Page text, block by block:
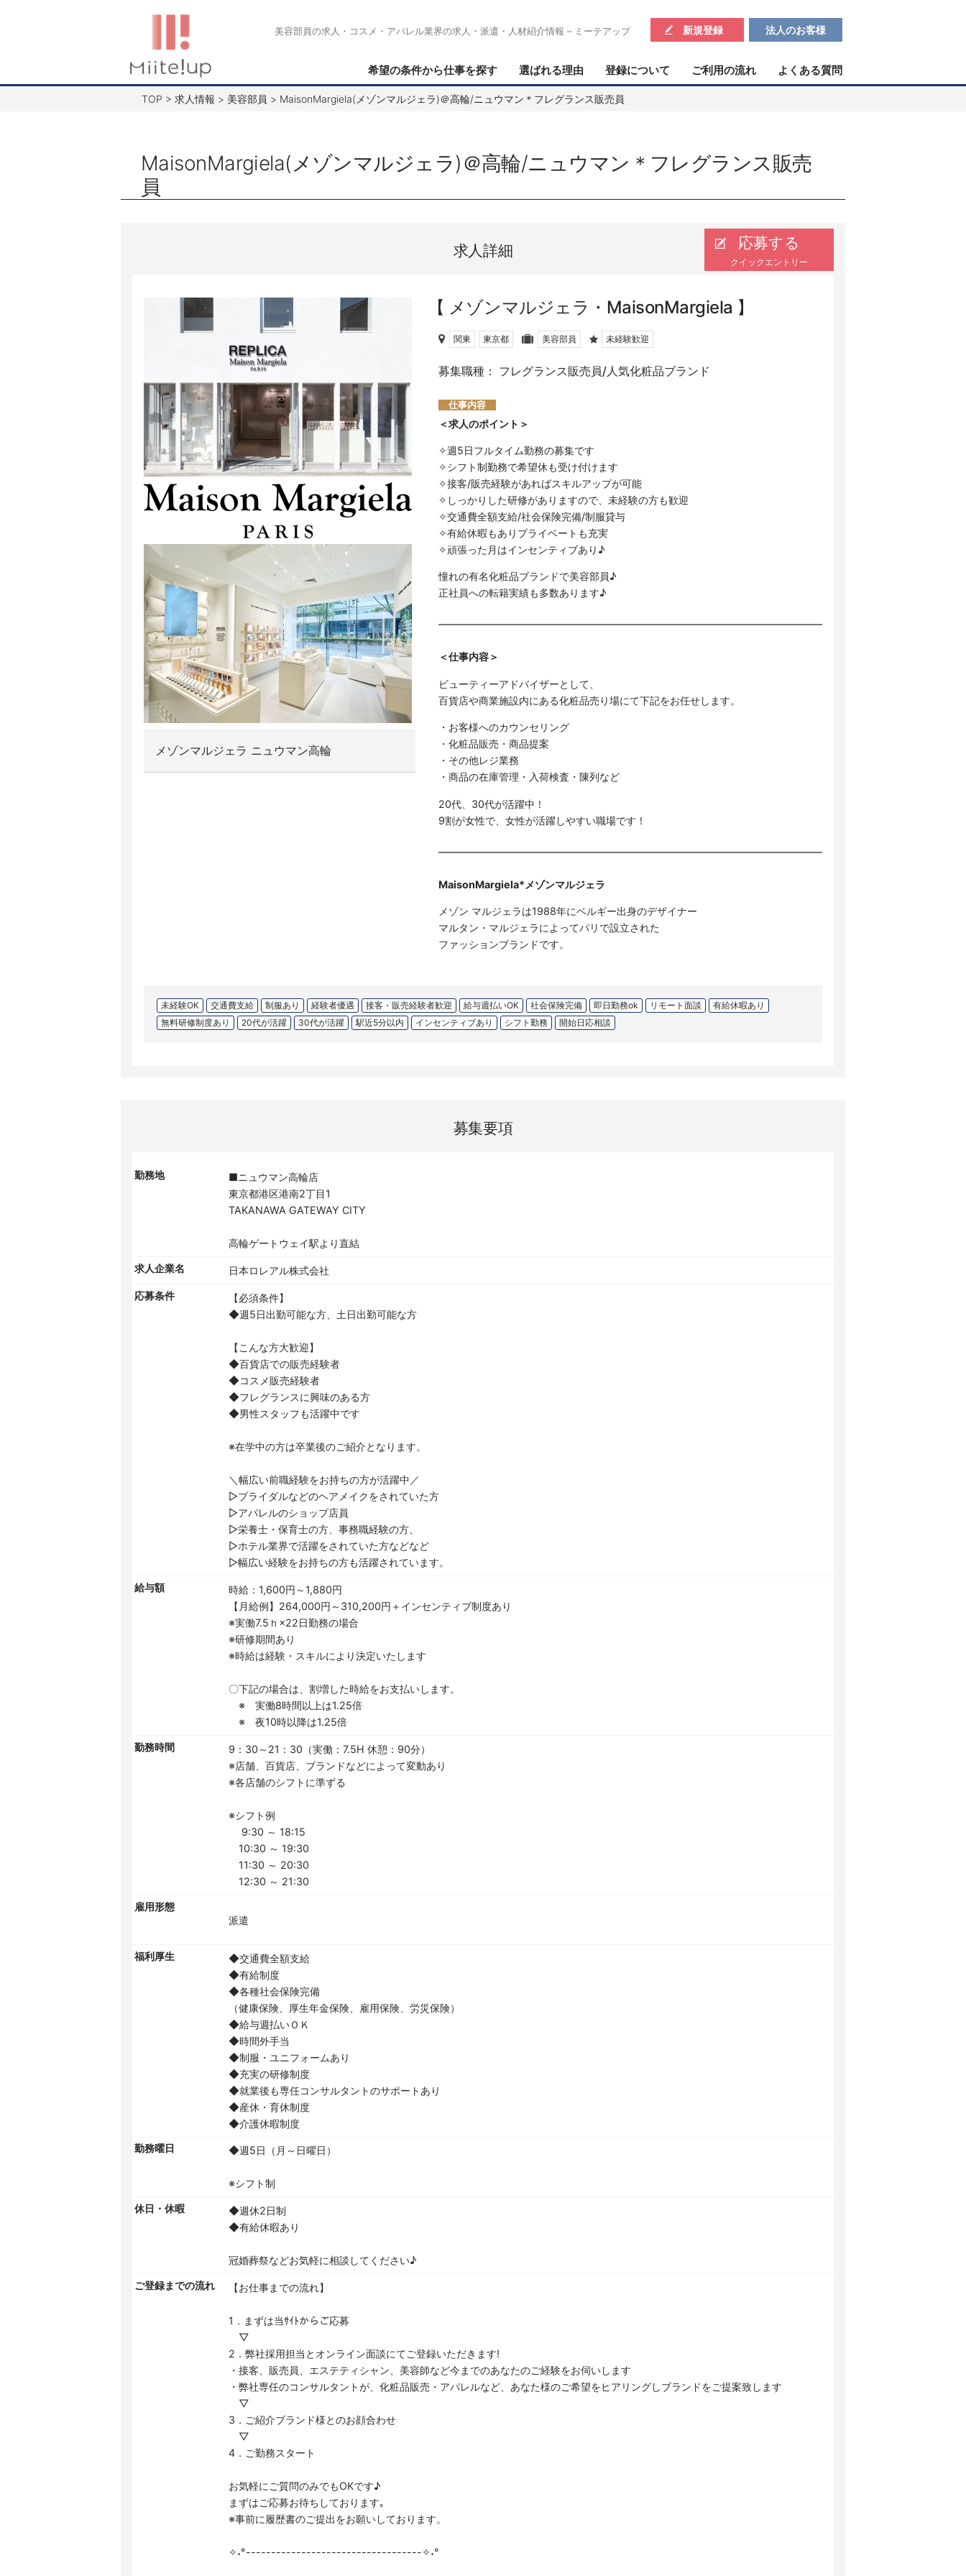
ツ
美容部員の求人・コスメ・アパレル業界の求人・派遣・人材紹介情報 – ミーテアップ 新規登録 法人のお客様
希望の条件から仕事を探す 選ばれる理由 登録について ご利用の流れ よくある質問
TOP > 求人情報 > 美容部員 > MaisonMargiela(メゾンマルジェラ)＠高輪/ニュウマン＊フレグランス販売員
MaisonMargiela(メゾンマルジェラ)＠高輪/ニュウマン＊フレグランス販売
員
求人詳細 応募する
クイックエントリー
メゾンマルジェラ ニュウマン高輪
メゾンマルジェラ・MaisonMargiela
関東 東京都 美容部員 未経験歓迎
募集職種： フレグランス販売員/人気化粧品ブランド
仕事内容
＜求人のポイント＞
✧週5日フルタイム勤務の募集です
✧シフト制勤務で希望休も受け付けます
✧接客/販売経験があればスキルアップが可能
✧しっかりした研修がありますので、未経験の方も歓迎
✧交通費全額支給/社会保険完備/制服貸与
✧有給休暇もありプライベートも充実
✧頑張った月はインセンティブあり♪
憧れの有名化粧品ブランドで美容部員♪
正社員への転籍実績も多数あります♪
＜仕事内容＞
ビューティーアドバイザーとして、
百貨店や商業施設内にある化粧品売り場にて下記をお任せします。
・お客様へのカウンセリング
・化粧品販売・商品提案
・その他レジ業務
・商品の在庫管理・入荷検査・陳列など
20代、30代が活躍中！
9割が女性で、女性が活躍しやすい職場です！
MaisonMargiela*メゾンマルジェラ
メゾン マルジェラは1988年にベルギー出身のデザイナー
マルタン・マルジェラによってパリで設立された
ファッションブランドです。
未経験OK 交通費支給 制服あり 経験者優遇 接客・販売経験者歓迎 給与週払いOK 社会保険完備 即日勤務ok リモート面談
有給休暇あり
無料研修制度あり
20代が活躍 30代が活躍 駅近5分以内 インセンティブあり シフト勤務 開始日応相談
募集要項
勤務地
■ニュウマン高輪店
東京都港区港南2丁目1
TAKANAWA GATEWAY CITY
高輪ゲートウェイ駅より直結
求人企業名 日本ロレアル株式会社
応募条件
【必須条件】
◆週5日出勤可能な方、土日出勤可能な方
【こんな方大歓迎】
◆百貨店での販売経験者
◆コスメ販売経験者
◆フレグランスに興味のある方
◆男性スタッフも活躍中です
※在学中の方は卒業後のご紹介となります。
＼幅広い前職経験をお持ちの方が活躍中／
▷ブライダルなどのヘアメイクをされていた方
▷アパレルのショップ店員
▷栄養士・保育士の方、事務職経験の方、
▷ホテル業界で活躍をされていた方などなど
▷幅広い経験をお持ちの方も活躍されています。
給与額
時給：1,600円～1,880円
【月給例】264,000円～310,200円＋インセンティブ制度あり
※実働7.5ｈ×22日勤務の場合
※研修期間あり
※時給は経験・スキルにより決定いたします
〇下記の場合は、割増した時給をお支払いします。
※ 実働8時間以上は1.25倍
※ 夜10時以降は1.25倍
勤務時間
9：30～21：30（実働：7.5H 休憩：90分）
※店舗、百貨店、ブランドなどによって変動あり
※各店舗のシフトに準ずる
※シフト例
9:30 ～ 18:15
10:30 ～ 19:30
11:30 ～ 20:30
12:30 ～ 21:30
雇用形態
派遣
福利厚生
◆交通費全額支給
◆有給制度
◆各種社会保険完備
（健康保険、厚生年金保険、雇用保険、労災保険）
◆給与週払いＯＫ
◆時間外手当
◆制服・ユニフォームあり
◆充実の研修制度
◆就業後も専任コンサルタントのサポートあり
◆産休・育休制度
◆介護休暇制度
勤務曜日 ◆週5日（月～日曜日）
※シフト制
休日・休暇
◆週休2日制
◆有給休暇あり
冠婚葬祭などお気軽に相談してください♪
ご登録までの流れ 【お仕事までの流れ】
1．まずは当ｻｲﾄからご応募
▽
2．弊社採用担当とオンライン面談にてご登録いただきます!
・接客、販売員、エステティシャン、美容師など今までのあなたのご経験をお伺いします
・弊社専任のコンサルタントが、化粧品販売・アパレルなど、あなた様のご希望をヒアリングしブランドをご提案致します
▽
3．ご紹介ブランド様とのお顔合わせ
▽
4．ご勤務スタート
お気軽にご質問のみでもOKです♪
まずはご応募お待ちしております｡
※事前に履歴書のご提出をお願いしております。
✧˖°-----------------------------------✧˖°